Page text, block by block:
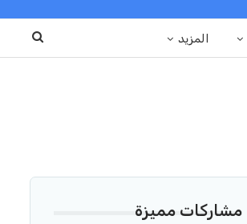
المزيد
مشاركات مميزة